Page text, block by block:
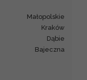
małopolskie
Kraków
Dąbie
Bajeczna